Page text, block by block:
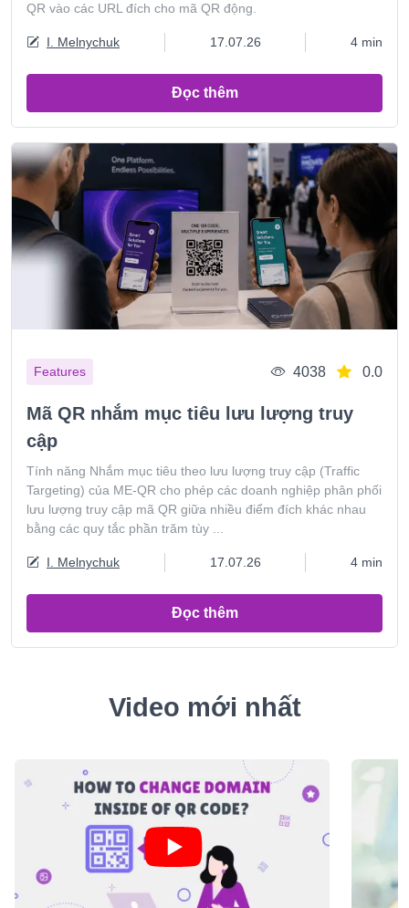
QR vào các URL đích cho mã QR động.
I. Melnychuk 17.07.26 4 min
Đọc thêm
Features 4038 0.0
Mã QR nhắm mục tiêu lưu lượng truy
cập
Tính năng Nhắm mục tiêu theo lưu lượng truy cập (Traffic
Targeting) của ME-QR cho phép các doanh nghiệp phân phối
lưu lượng truy cập mã QR giữa nhiều điểm đích khác nhau
bằng các quy tắc phần trăm tùy ...
I. Melnychuk 17.07.26 4 min
Đọc thêm
Video mới nhất